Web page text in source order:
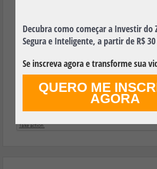
Decubra como começar a Investir do
Segura e Inteligente, a partir de R$ 30
Se inscreva agora e transforme sua
QUERO ME
AGORA
Baixe Agora, é 100%